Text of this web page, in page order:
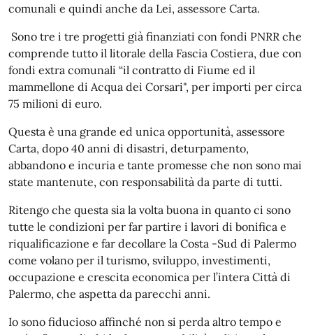
comunali e quindi anche da Lei, assessore Carta.
Sono tre i tre progetti già finanziati con fondi PNRR che
comprende tutto il litorale della Fascia Costiera, due con
fondi extra comunali “il contratto di Fiume ed il
mammellone di Acqua dei Corsari", per importi per circa
75 milioni di euro.
Questa è una grande ed unica opportunità, assessore
Carta, dopo 40 anni di disastri, deturpamento,
abbandono e incuria e tante promesse che non sono mai
state mantenute, con responsabilità da parte di tutti.
Ritengo che questa sia la volta buona in quanto ci sono
tutte le condizioni per far partire i lavori di bonifica e
riqualificazione e far decollare la Costa -Sud di Palermo
come volano per il turismo, sviluppo, investimenti,
occupazione e crescita economica per l’intera Città di
Palermo, che aspetta da parecchi anni.
Io sono fiducioso affinché non si perda altro tempo e